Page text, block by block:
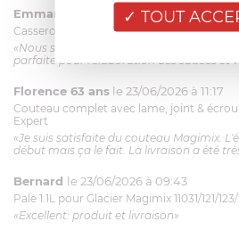
Emmanuel 56 ans le 23/06/2026 à
Casserole mini 9 cm Castelpro 5 ply
«Nous sommes dans un produit de
parfaite pour l'élaboration des sauces et
Florence 63 ans le 23/06/2026 à 11:17
Couteau complet avec lame, joint &
Expert
«Je suis satisfaite du couteau Magimix.
début mais ça le fait. La livraison a été
Bernard le 23/06/2026 à 09:43
Pale 1.1L pour Glacier Magimix 11031/121/
«Excellent: produit et livraison»
TOUT